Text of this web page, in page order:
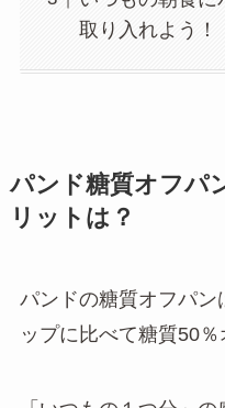
取り入れよう！
パンド糖質オフパ
リットは？
パンドの糖質オフパ
ップに比べて糖質50％